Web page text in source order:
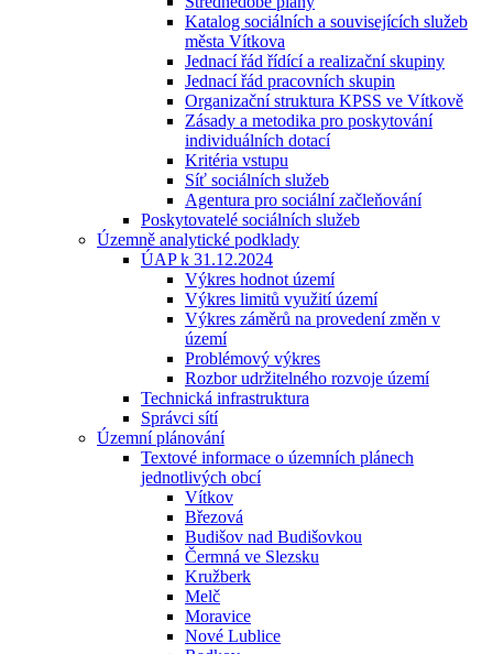
Katalog sociálních a souvisejících služeb
města Vítkova
Jednací řád řídící a realizační skupiny
Jednací řád pracovních skupin
Organizační struktura KPSS ve Vítkově
Zásady a metodika pro poskytování
individuálních dotací
Kritéria vstupu
Síť sociálních služeb
Agentura pro sociální začleňování
Poskytovatelé sociálních služeb
Územně analytické podklady
ÚAP k 31.12.2024
Výkres hodnot území
Výkres limitů využití území
Výkres záměrů na provedení změn v
území
Problémový výkres
Rozbor udržitelného rozvoje území
Technická infrastruktura
Správci sítí
Územní plánování
Textové informace o územních plánech
jednotlivých obcí
Vítkov
Březová
Budišov nad Budišovkou
Čermná ve Slezsku
Kružberk
Melč
Moravice
Nové Lublice